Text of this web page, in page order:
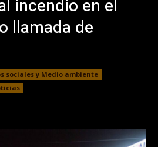
incendio en el
llamada de
sociales y Medio ambiente